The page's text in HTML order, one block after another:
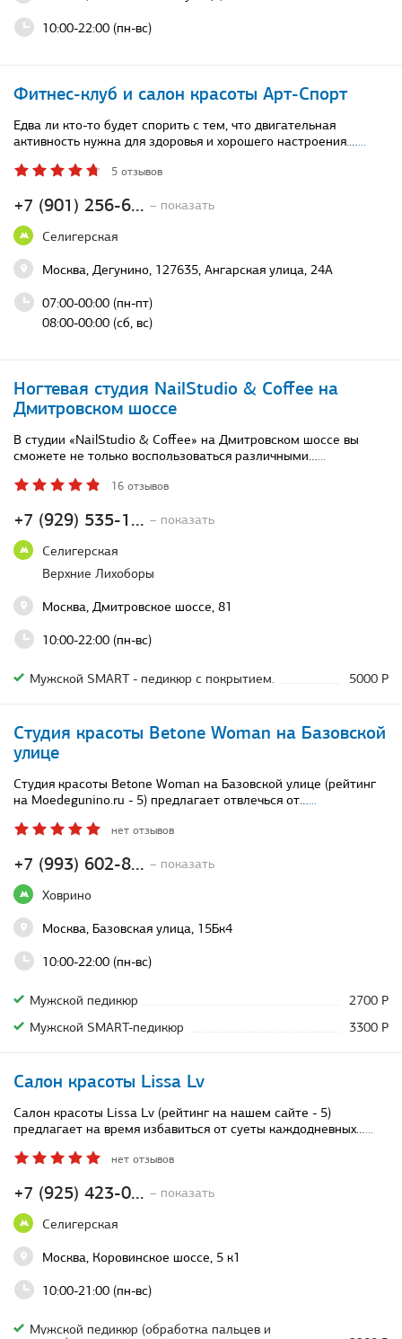
10:00-22:00 (пн-вс)
Фитнес-клуб и салон красоты Арт-Спорт
+7 (901) 256-6... – показать
Селигерская
Москва, Дегунино, 127635, Ангарская улица, 24А
07:00-00:00 (пн-пт)
08:00-00:00 (сб, вс)
Едва ли кто-то будет спорить с тем, что двигательная
активность нужна для здоровья и хорошего настроения.…...
5 отзывов
Ногтевая студия NailStudio & Coffee на
Дмитровском шоссе
+7 (929) 535-1... – показать
Селигерская
Верхние Лихоборы
Москва, Дмитровское шоссе, 81
10:00-22:00 (пн-вс)
В студии «NailStudio & Coffee» на Дмитровском шоссе вы
сможете не только воспользоваться различными…...
16 отзывов
Мужской SMART - педикюр с покрытием. 5000 Р
Студия красоты Betone Woman на Базовской
улице
+7 (993) 602-8... – показать
Ховрино
Москва, Базовская улица, 15Бк4
10:00-22:00 (пн-вс)
Студия красоты Betone Woman на Базовской улице (рейтинг
на Moedegunino.ru - 5) предлагает отвлечься от…...
нет отзывов
Мужской педикюр
2700 Р
Мужской SMART-педикюр
3300 Р
Салон красоты Lissa Lv
+7 (925) 423-0... – показать
Селигерская
Москва, Коровинское шоссе, 5 к1
10:00-21:00 (пн-вс)
Салон красоты Lissa Lv (рейтинг на нашем сайте - 5)
предлагает на время избавиться от суеты каждодневных…...
нет отзывов
Мужской педикюр (обработка пальцев и